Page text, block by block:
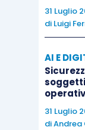
31 Luglio
di Luigi
AI E
soggetti
31 Luglio
diAndrea